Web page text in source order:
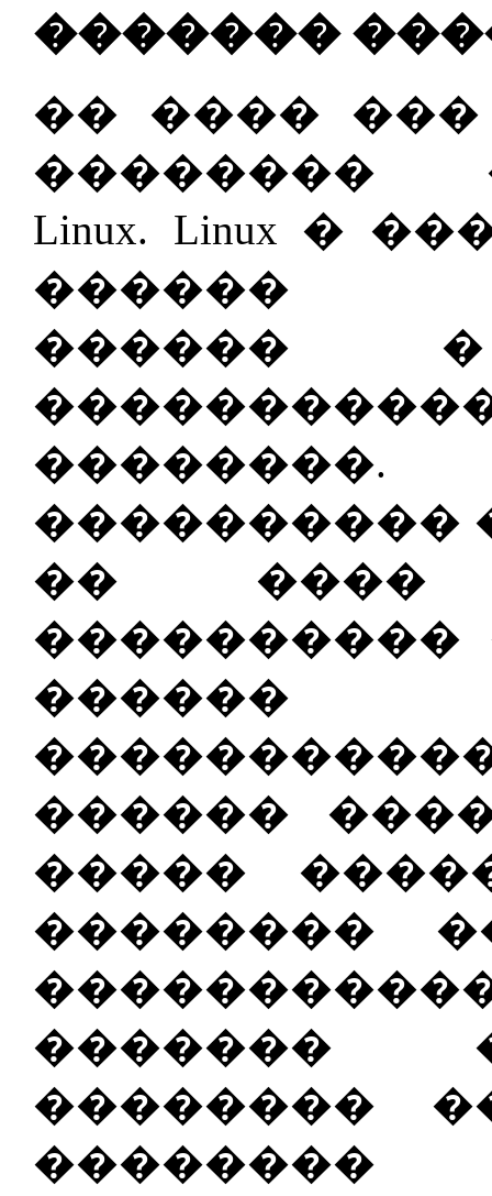
�������
�� ����
��������
Linux. Linux �
������
������
����������
�� ����
����������
������
������
�����
��������
�������
��������